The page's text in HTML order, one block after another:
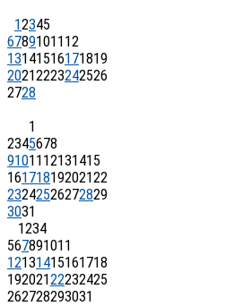
12345
6789101112
13141516171819
20212223242526
2728
1
2345678
9101112131415
16171819202122
23242526272829
3031
1234
567891011
12131415161718
19202122232425
262728293031